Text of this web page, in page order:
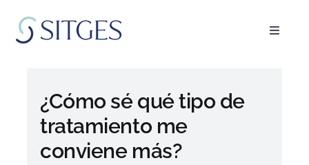
contenido
Toggle
Especialidades
El equipo
¿Cómo sé qué tipo de
tratamiento me
conviene más?